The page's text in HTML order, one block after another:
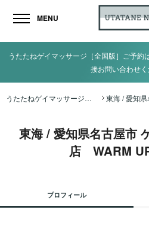
MENU
うたたねゲイマッサージ［全国版］ご予
接お問い合わせく
うたたねゲイマッサージ全国ナビ TOP
東海 / 愛知県名古屋市
店 WARM
プロフィール